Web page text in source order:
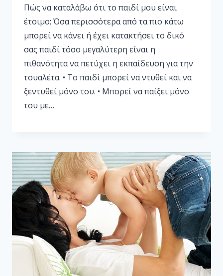
Πώς να καταλάβω ότι το παιδί μου είναι
έτοιμο; Όσα περισσότερα από τα πιο κάτω
μπορεί να κάνει ή έχει κατακτήσει το δικό
σας παιδί τόσο μεγαλύτερη είναι η
πιθανότητα να πετύχει η εκπαίδευση για την
τουαλέτα. • Το παιδί μπορεί να ντυθεί και να
ξεντυθεί μόνο του. • Μπορεί να παίξει μόνο
του με…